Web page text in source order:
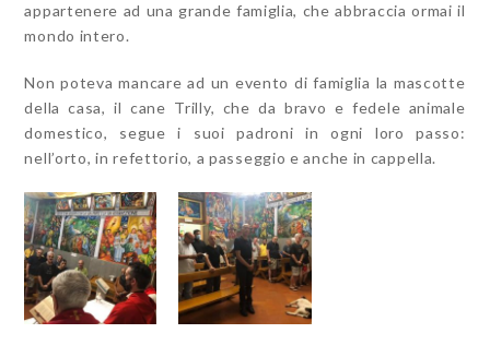
appartenere ad una grande famiglia, che abbraccia ormai il
mondo intero.
Non poteva mancare ad un evento di famiglia la mascotte
della casa, il cane Trilly, che da bravo e fedele animale
domestico, segue i suoi padroni in ogni loro passo:
nell’orto, in refettorio, a passeggio e anche in cappella.